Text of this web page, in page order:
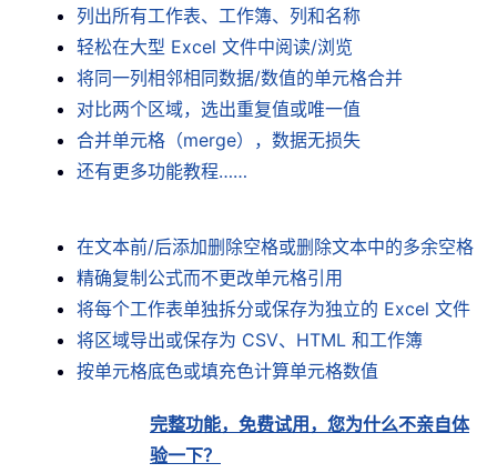
列出所有工作表、工作簿、列和名称
轻松在大型 Excel 文件中阅读/浏览
将同一列相邻相同数据/数值的单元格合并
对比两个区域，选出重复值或唯一值
合并单元格（merge），数据无损失
还有更多功能教程……
在文本前/后添加删除空格或删除文本中的多余空格
精确复制公式而不更改单元格引用
将每个工作表单独拆分或保存为独立的 Excel 文件
将区域导出或保存为 CSV、HTML 和工作簿
按单元格底色或填充色计算单元格数值
完整功能，免费试用，您为什么不亲自体
验一下？